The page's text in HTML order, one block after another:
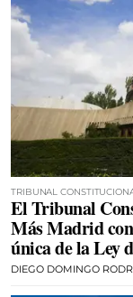
TRIBUNAL
El Tribunal
Más Madrid
única de la Ley
DIEGO DOMINGO